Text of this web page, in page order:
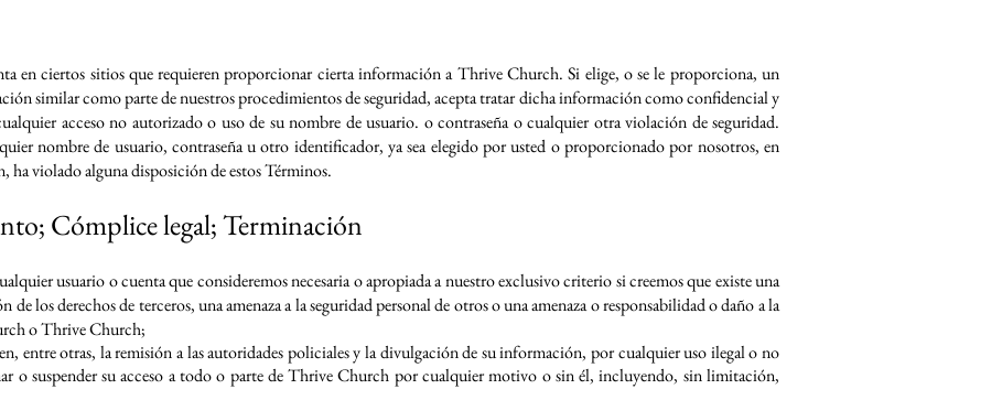
en ciertos sitios que requieren proporcionar cierta información a Thrive Church. Si elige, o se le proporciona, un
similar como parte de nuestros procedimientos de seguridad, acepta tratar dicha información como confidencial y
acceso no autorizado o uso de su nombre de usuario. o contraseña o cualquier otra violación de seguridad.
nombre de usuario, contraseña u otro identificador, ya sea elegido por usted o proporcionado por nosotros, en
violado alguna disposición de estos Términos.
Cómplice legal; Terminación
usuario o cuenta que consideremos necesaria o apropiada a nuestro exclusivo criterio si creemos que existe una
los derechos de terceros, una amenaza a la seguridad personal de otros o una amenaza o responsabilidad o daño a la
o Thrive Church;
entre otras, la remisión a las autoridades policiales y la divulgación de su información, por cualquier uso ilegal o no
o suspender su acceso a todo o parte de Thrive Church por cualquier motivo o sin él, incluyendo, sin limitación,